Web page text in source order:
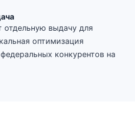
выдачу для
оптимизация
конкурентов на